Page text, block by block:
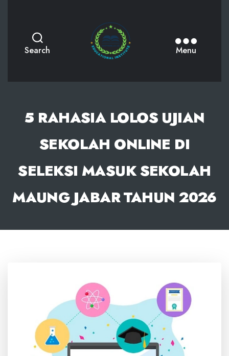
Search Menu
5 RAHASIA LOLOS UJIAN
SEKOLAH ONLINE DI
SELEKSI MASUK SEKOLAH
MAUNG JABAR TAHUN 2026